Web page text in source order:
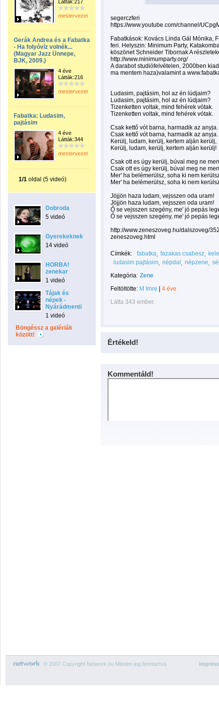
Látták:217
mestervezeto
Gerák Andrea és a Fabatka
- Ha folyóvíz volnék...
(Magyar Jazz Ünnepe,
BJK, 2009.)
4 éve
Látták:216
mestervezeto
Fabatka: Ludasim,
pajtásim
4 éve
Látták:344
mestervezeto
1/1 oldal (5 videó)
Dobroda
5 videó
Gyerekeknek
14 videó
HORBA!
zenekar
1 videó
Tájak és
népek -
Nyárádmenti
1 videó
Böngéssz a galériák
között!
segerczferi
https://www.youtube.com/channel/
Fabatkások: Kovács Linda Gál Mónika,
feri. Helyszin: Minimum Party,
köszönet Schneider Tibornak A
http://www.minimumparty.org/
A darabot studiófelvételen, 2000ben
ma mentem haza)valamint a
Ludasim, pajtásim, hol az én lúdjaim?
Ludasim, pajtásim, hol az én lúdjaim?
Tizenketten voltak, mind fehérek vótak.
Tizenketten voltak, mind fehérek vótak.
Csak kettő vót barna, harmadik az anyja.
Csak kettő vót barna, harmadik az anyja.
Kerülj, ludam, kerülj, kertem alján kerülj,
Kerülj, ludam, kerülj, kertem alján kerülj!
Csak ott es úgy kerülj, búval meg ne
Csak ott es úgy kerülj, búval meg ne
Mer' ha belémerülsz, soha ki nem
Mer' ha belémerülsz, soha ki nem
Jöjjön haza ludam, vejsszen oda uram!
Jöjjön haza ludam, vejsszen oda uram!
Ő se vejsszen szegény, me' jó pepás
Ő se vejsszen szegény, me' jó pepás
http://www.zeneszoveg.hu/dalszoveg/
zeneszoveg.html
Címkék: fabatka fazakas csabesz
ludasim pajtásim népdal népzene
Kategória: Zene
Feltöltötte: M Imre
4 éve
Látta 343 ember.
Értékeld!
Kommentáld!
© 2007 Copyright Network.hu Minden jog fenntartva.